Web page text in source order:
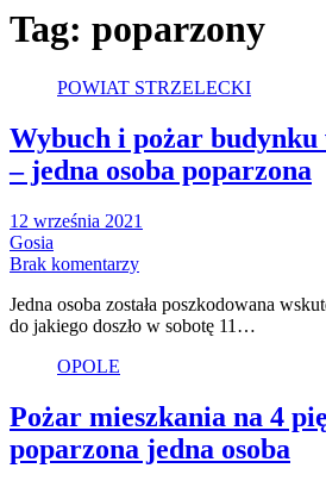
Tag: poparzony
POWIAT STRZELECKI
Wybuch i pożar budynku
– jedna osoba poparzona
12 września 2021
Gosia
Brak komentarzy
Jedna osoba została poszkodowana
do jakiego doszło w sobotę 11…
OPOLE
Pożar mieszkania na 4
poparzona jedna osoba